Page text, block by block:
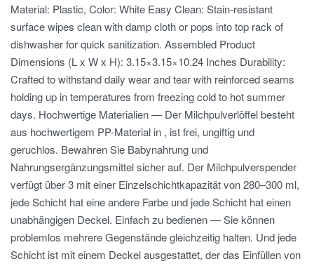
Material: Plastic, Color: White Easy Clean: Stain-resistant
surface wipes clean with damp cloth or pops into top rack of
dishwasher for quick sanitization. Assembled Product
Dimensions (L x W x H): 3.15×3.15×10.24 Inches Durability:
Crafted to withstand daily wear and tear with reinforced seams
holding up in temperatures from freezing cold to hot summer
days. Hochwertige Materialien — Der Milchpulverlöffel besteht
aus hochwertigem PP-Material in , ist frei, ungiftig und
geruchlos. Bewahren Sie Babynahrung und
Nahrungsergänzungsmittel sicher auf. Der Milchpulverspender
verfügt über 3 mit einer Einzelschichtkapazität von 280–300 ml,
jede Schicht hat eine andere Farbe und jede Schicht hat einen
unabhängigen Deckel. Einfach zu bedienen — Sie können
problemlos mehrere Gegenstände gleichzeitig halten. Und jede
Schicht ist mit einem Deckel ausgestattet, der das Einfüllen von